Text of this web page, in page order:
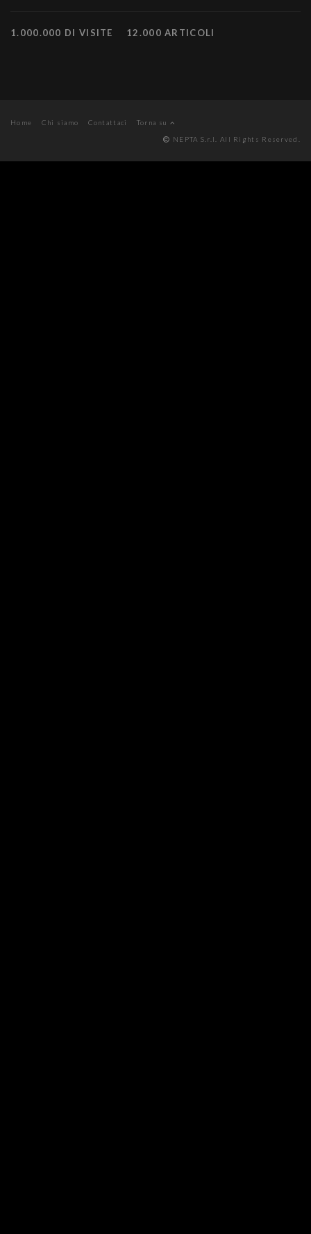
1.000.000 DI VISITE 12.000 ARTICOLI
Home Chi siamo Contattaci
Torna su
NEPTA S.r.l. All Rights Reserved.